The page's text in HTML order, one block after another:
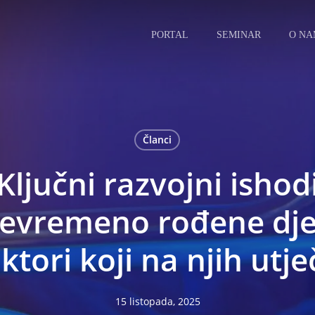
PORTAL SEMINAR O
Članci
razvojni
rođene
koji na njih
15 listopada, 2025